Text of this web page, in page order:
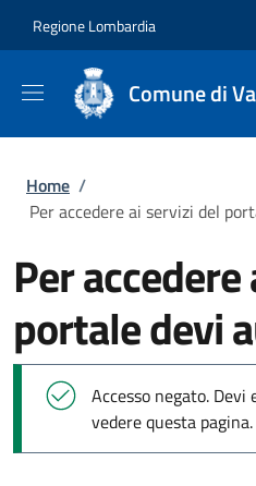
Regione Lombardia
Comune di
Briciole di pane
Home /
Per accedere ai servizi del
Per
portale devi
Messaggio di
Accesso negato.
vedere questa pagina.